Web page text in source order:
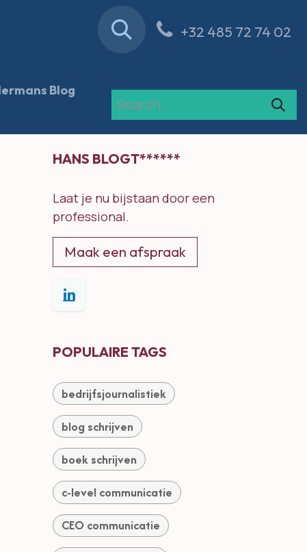
Blog +32 485 72 74 02
Blog
HANS BLOGT******
Laat je nu bijstaan door een
professional.
Maak een afspraak
POPULAIRE TAGS
bedrijfsjournalistiek
blog schrijven
boek schrijven
c-level communicatie
CEO communicatie